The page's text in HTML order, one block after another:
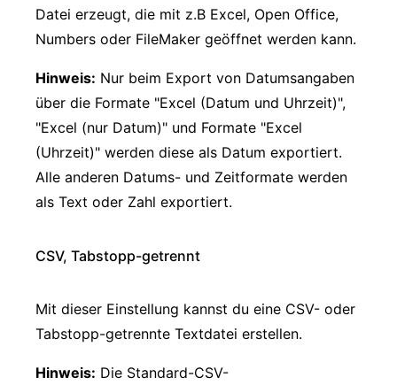
Datei erzeugt, die mit z.B Excel, Open Office,
Numbers oder FileMaker geöffnet werden kann.
Hinweis: Nur beim Export von Datumsangaben
über die Formate "Excel (Datum und Uhrzeit)",
"Excel (nur Datum)" und Formate "Excel
(Uhrzeit)" werden diese als Datum exportiert.
Alle anderen Datums- und Zeitformate werden
als Text oder Zahl exportiert.
CSV, Tabstopp-getrennt
Mit dieser Einstellung kannst du eine CSV- oder
Tabstopp-getrennte Textdatei erstellen.
Hinweis: Die Standard-CSV-